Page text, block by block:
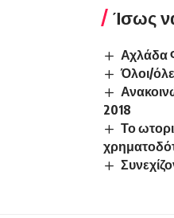
Ίσως
Αχλάδα
Όλοι/
2018
Το